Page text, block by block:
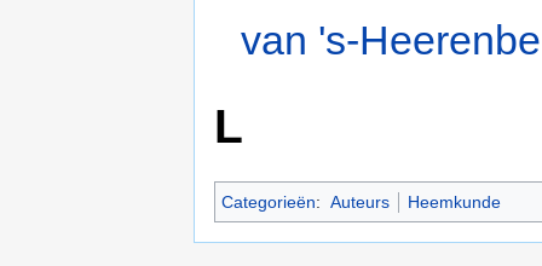
van 's-
L
Categorieën: Auteurs Heemkunde